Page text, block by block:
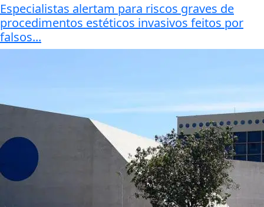
Especialistas alertam para riscos graves de
procedimentos estéticos invasivos feitos por
falsos...